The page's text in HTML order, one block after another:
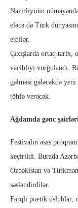
Nazirliyinin
eləcə də Türk
etdilər.
Çıxışlarda ortaq tarix,
vacibliyi vurğulandı.
gəlməsi gələcəkdə yeni
töhfə verəcək.
Ağdamda gənc
Festivalın əsas
keçirildi. Burada
Özbəkistan və
səsləndirdilər.
Fərqli poetik üslublar,